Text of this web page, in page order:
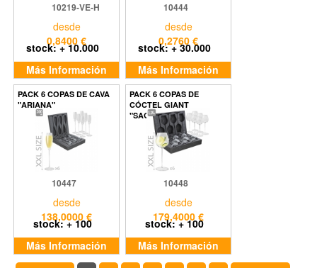
10219-VE-H
desde
0,8400 €
stock: + 10.000
Más Información
10444
desde
0,2760 €
stock: + 30.000
Más Información
PACK 6 COPAS DE CAVA
"ARIANA"
10447
desde
138,0000 €
stock: + 100
Más Información
PACK 6 COPAS DE
CÓCTEL GIANT
"SAGRA"
10448
desde
179,4000 €
stock: + 100
Más Información